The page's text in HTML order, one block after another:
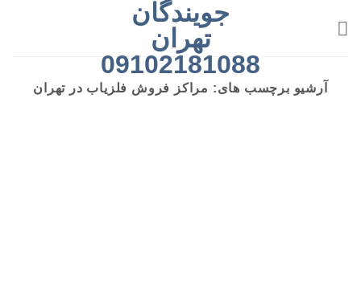
جویندگان
تهران
09102181088
آرشیو برچسب های: مراکز فروش فلزیاب در تهران